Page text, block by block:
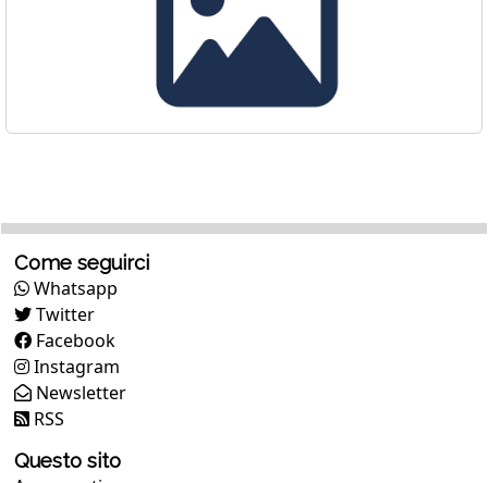
Come seguirci
Whatsapp
Twitter
Facebook
Instagram
Newsletter
RSS
Questo sito